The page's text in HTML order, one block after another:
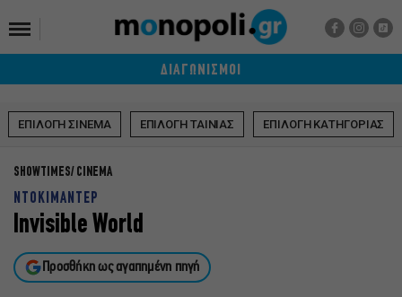
ΔΙΑΓΩΝΙΣΜΟΙ
ΕΠΙΛΟΓΗ ΣΙΝΕΜΑ ΕΠΙΛΟΓΗ ΤΑΙΝΙΑΣ ΕΠΙΛΟΓΗ ΚΑΤΗΓΟΡΙΑΣ
SHOWTIMES CINEMA
ΝΤΟΚΙΜΑΝΤΕΡ
Invisible World
Προσθήκη ως αγαπημένη πηγή